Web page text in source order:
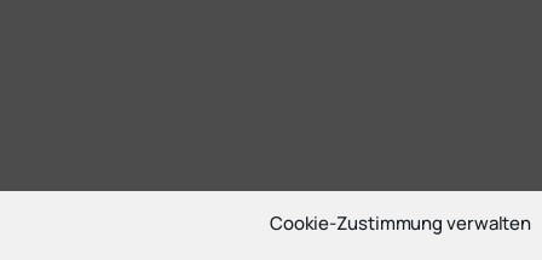
Cookie-Zustimmung verwalten